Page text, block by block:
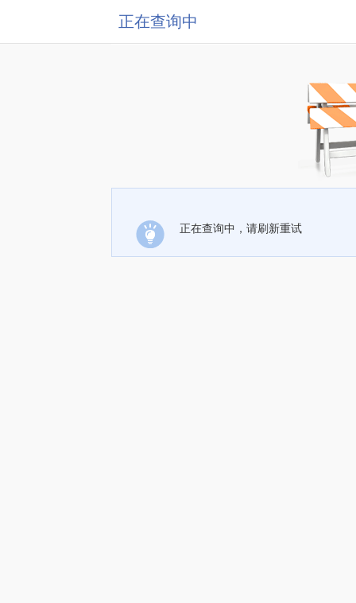
正在查询中
正在查询中，请刷新重试